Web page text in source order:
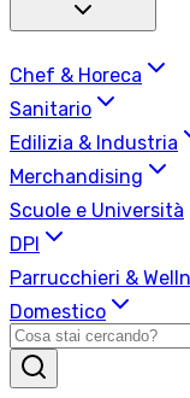
Chef & Horeca
Sanitario
Edilizia & Industria
Merchandising
Scuole e Università
DPI
Parrucchieri &
Domestico